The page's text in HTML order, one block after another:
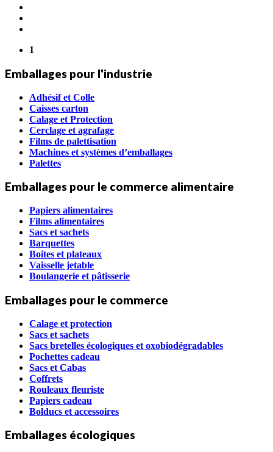
1
Emballages pour l'industrie
Adhésif et Colle
Caisses carton
Calage et Protection
Cerclage et agrafage
Films de palettisation
Machines et systèmes d’emballages
Palettes
Emballages pour le commerce alimentaire
Papiers alimentaires
Films alimentaires
Sacs et sachets
Barquettes
Boites et plateaux
Vaisselle jetable
Boulangerie et pâtisserie
Emballages pour le commerce
Calage et protection
Sacs et sachets
Sacs bretelles écologiques et oxobiodégradables
Pochettes cadeau
Sacs et Cabas
Coffrets
Rouleaux fleuriste
Papiers cadeau
Bolducs et accessoires
Emballages écologiques